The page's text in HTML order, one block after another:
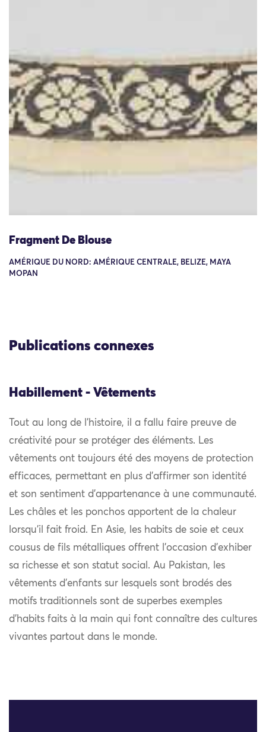
Fragment De Blouse
AMÉRIQUE DU NORD: AMÉRIQUE CENTRALE, BELIZE, MAYA
MOPAN
Publications connexes
Habillement - Vêtements
Tout au long de l’histoire, il a fallu faire preuve de
créativité pour se protéger des éléments. Les
vêtements ont toujours été des moyens de protection
efficaces, permettant en plus d’affirmer son identité
et son sentiment d’appartenance à une communauté.
Les châles et les ponchos apportent de la chaleur
lorsqu’il fait froid. En Asie, les habits de soie et ceux
cousus de fils métalliques offrent l’occasion d’exhiber
sa richesse et son statut social. Au Pakistan, les
vêtements d’enfants sur lesquels sont brodés des
motifs traditionnels sont de superbes exemples
d’habits faits à la main qui font connaître des cultures
vivantes partout dans le monde.